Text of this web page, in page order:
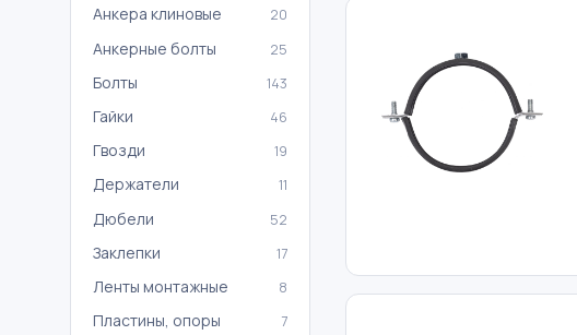
Анкера клиновые 20
Анкерные болты 25
Болты 143
Гайки 46
Гвозди 19
Держатели 11
Дюбели 52
Заклепки 17
Ленты монтажные 8
Пластины, опоры 7